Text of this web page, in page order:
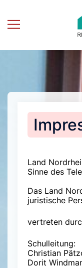
springen
Land
Sinne des
Das Land
juristische
vertreten
Schulleitung:
Christian
Dorit